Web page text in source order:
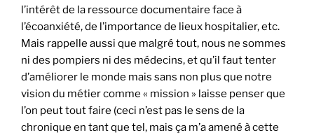
l’intérêt de la ressource documentaire face à
l’écoanxiété, de l’importance de lieux hospitalier, etc.
Mais rappelle aussi que malgré tout, nous ne sommes
ni des pompiers ni des médecins, et qu’il faut tenter
d’améliorer le monde mais sans non plus que notre
vision du métier comme « mission » laisse penser que
l’on peut tout faire (ceci n’est pas le sens de la
chronique en tant que tel, mais ça m’a amené à cette